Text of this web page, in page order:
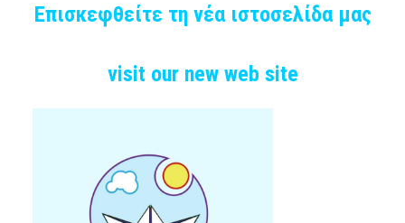
Επισκεφθείτε τη νέα ιστοσελίδα μας
visit our new web site